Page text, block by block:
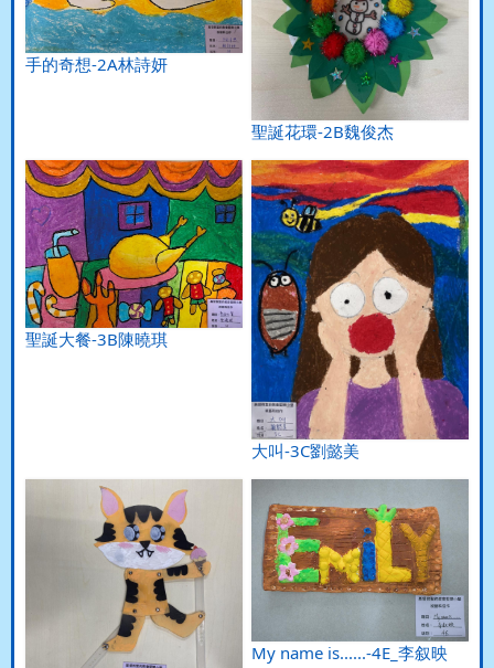
手的奇想-2A林詩妍
聖誕花環-2B魏俊杰
聖誕大餐-3B陳曉琪
大叫-3C劉懿美
My name is......-4E_李叙映